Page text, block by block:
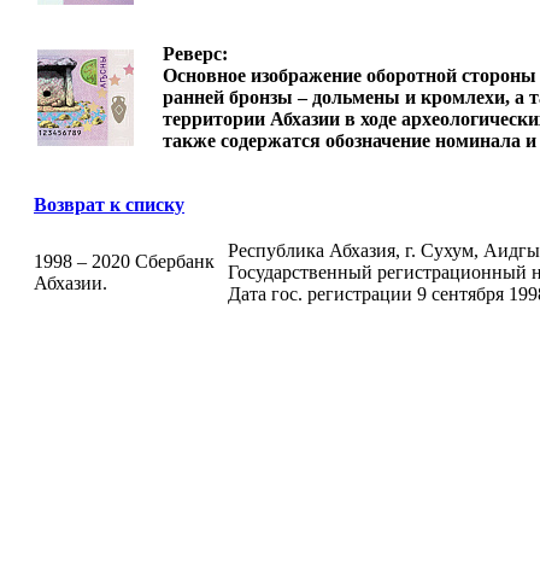
Реверс:
Основное изображение оборотной
ранней бронзы – дольмены и кромлехи, а
территории Абхазии в ходе
также содержатся обозначение номинала
Возврат к списку
1998 – 2020 Сбербанк
Абхазии.
Республика Абхазия, г. Сухум,
Государственный регистрационный
Дата гос. регистрации 9 сентября